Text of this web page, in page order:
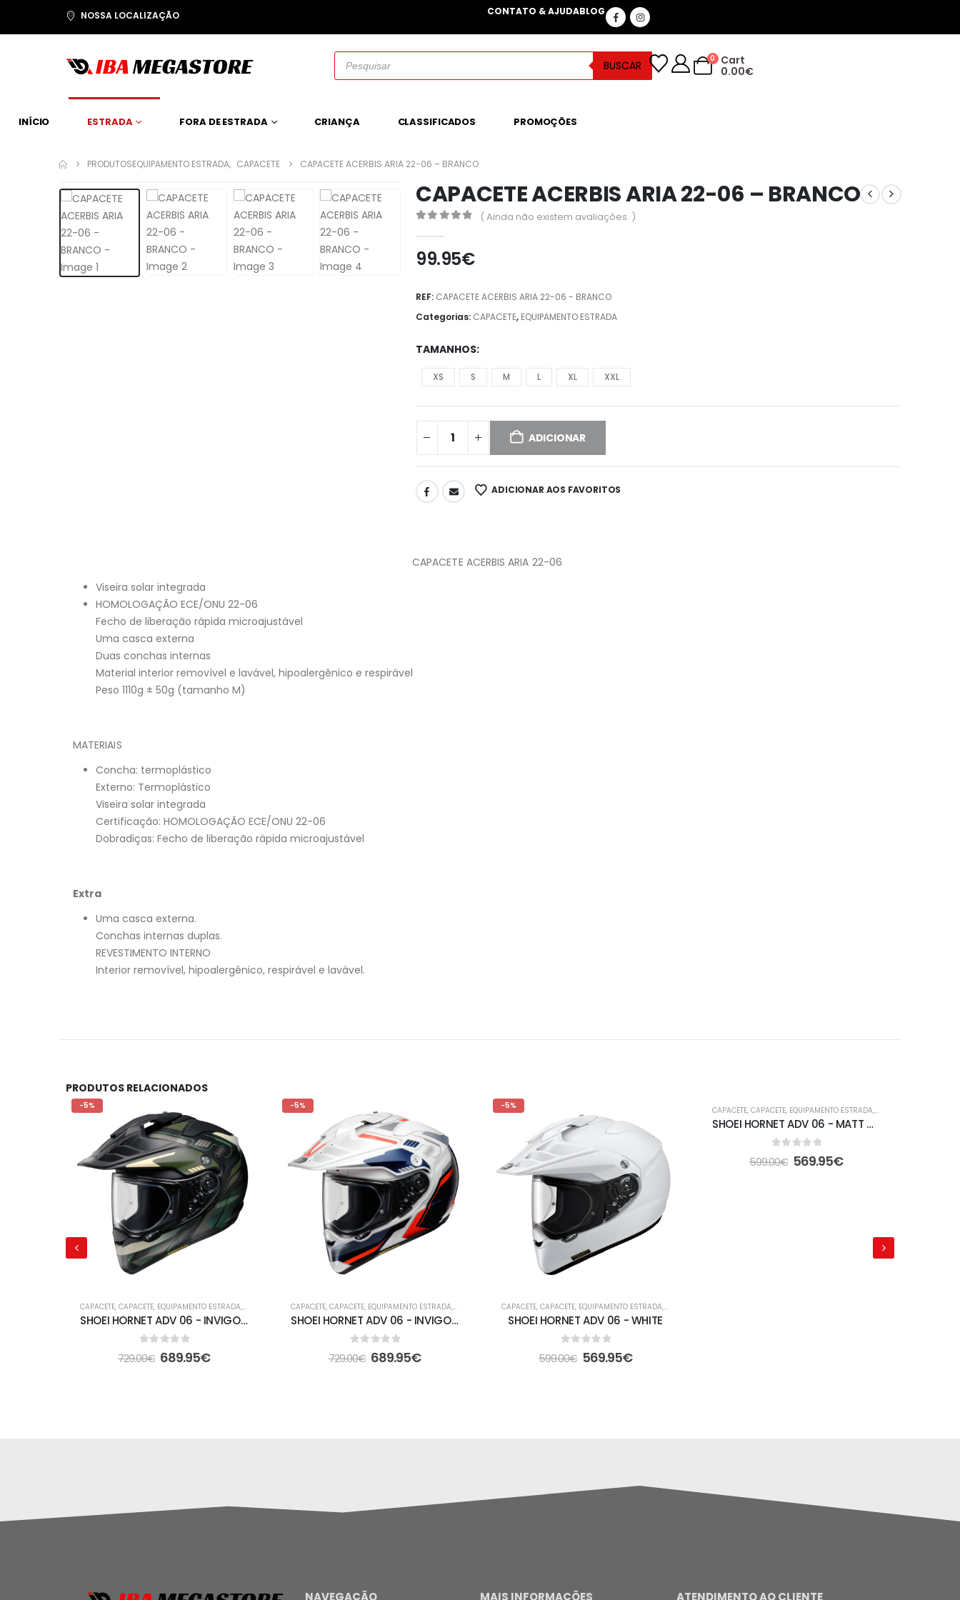
NOSSA LOCALIZAÇÃO CONTATO & AJUDABLOG
BUSCAR
0
Cart
0.00€
INÍCIO ESTRADA FORA DE ESTRADA CRIANÇA CLASSIFICADOS PROMOÇÕES
PRODUTOSEQUIPAMENTO ESTRADA, CAPACETE CAPACETE ACERBIS ARIA 22-06 – BRANCO
CAPACETE ACERBIS ARIA 22-06 – BRANCO
( Ainda não existem avaliações. )
99.95€
REF: CAPACETE ACERBIS ARIA 22-06 - BRANCO
Categorias: CAPACETE, EQUIPAMENTO ESTRADA
TAMANHOS
XS S M L XL XXL
ADICIONAR
ADICIONAR AOS FAVORITOS
CAPACETE ACERBIS ARIA 22-06
Viseira solar integrada
HOMOLOGAÇÃO ECE/ONU 22-06
Fecho de liberação rápida microajustável
Uma casca externa
Duas conchas internas
Material interior removível e lavável, hipoalergênico e respirável
Peso 1110g ± 50g (tamanho M)
MATERIAIS
Concha: termoplástico
Externo: Termoplástico
Viseira solar integrada
Certificação: HOMOLOGAÇÃO ECE/ONU 22-06
Dobradiças: Fecho de liberação rápida microajustável
Extra
Uma casca externa.
Conchas internas duplas.
REVESTIMENTO INTERNO
Interior removível, hipoalergênico, respirável e lavável.
PRODUTOS RELACIONADOS
-5%
CAPACETE, CAPACETE, EQUIPAMENTO ESTRADA, FORA DE ESTRADA
SHOEI HORNET ADV 06 - INVIGORATE TC-4
out of 5
729.00€ 689.95€
-5%
CAPACETE, CAPACETE, EQUIPAMENTO ESTRADA, FORA DE ESTRADA
SHOEI HORNET ADV 06 - INVIGORATE TC-10
out of 5
729.00€ 689.95€
-5%
CAPACETE, CAPACETE, EQUIPAMENTO ESTRADA, FORA DE ESTRADA
SHOEI HORNET ADV 06 - WHITE
out of 5
599.00€ 569.95€
-5%
CAPACETE, CAPACETE, EQUIPAMENTO ESTRADA, FORA DE ESTRADA
SHOEI HORNET ADV 06 - MATT DEEP GREY
out of 5
599.00€ 569.95€
NAVEGAÇÃO MAIS INFORMAÇÕES ATENDIMENTO AO CLIENTE